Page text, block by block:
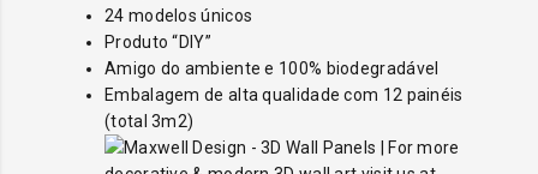
24 modelos únicos
Produto “DIY”
Amigo do ambiente e 100% biodegradável
Embalagem de alta qualidade com 12 painéis
(total 3m2)